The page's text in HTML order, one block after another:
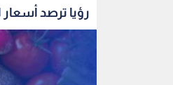
رؤيا ترصد